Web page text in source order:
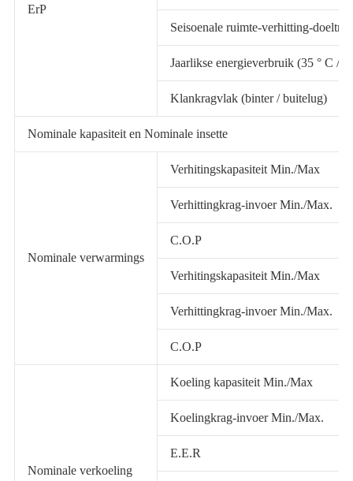
ErP
Seisoenale ruimte-verhitting-
Jaarlikse energieverbruik (35 ° C / 5
Klankragvlak (binter / buitelug)
Nominale kapasiteit en Nominale insette
Nominale verwarmings
Verhitingskapasiteit Min./Max
Verhittingkrag-invoer Min./Max.
C.O.P
Verhitingskapasiteit Min./Max
Verhittingkrag-invoer Min./Max.
C.O.P
Nominale verkoeling
Koeling kapasiteit Min./Max
Koelingkrag-invoer Min./Max.
E.E.R